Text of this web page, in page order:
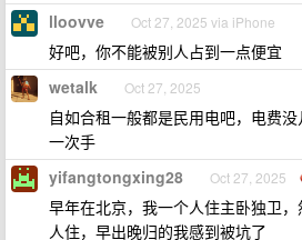
lloovve Oct 27, 2025 via iPhone
好吧，你不能被别人占到一点便宜
wetalk Oct 27, 2025
自如合租一般都是民用电吧，电费
一次手
yifangtongxing28 Oct 27, 2025
早年在北京，我一个人住主卧独卫
人住，早出晚归的我感到被坑了